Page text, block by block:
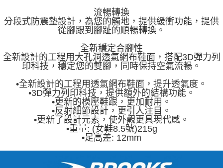
流暢轉換
分段式防震墊設計，為您的觸地，提供緩衝功能，提供
從腳跟到腳趾的順暢轉換。
全新穩定合腳性
全新設計的工程用大孔洞透氣網布鞋面，搭配3D彈力列
印科技，穩定您的雙腳，同時保持空氣流暢。
•全新設計的工程用透氣網布鞋面，提升透氣度。
•3D彈力列印科技，提供額外的結構功能。
•更新的模壓鞋跟，更加耐用。
•反射細節設計，更引人注目。
•更新了設計元素，使外觀更具現代感。
•重量: (女鞋8.5號)215g
•足高差: 12mm